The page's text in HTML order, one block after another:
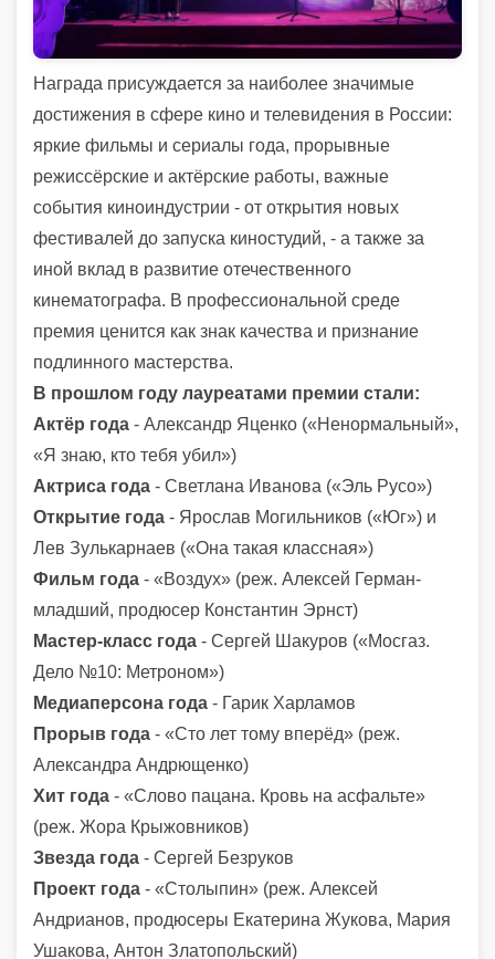
Награда присуждается за наиболее значимые
достижения в сфере кино и телевидения в России:
яркие фильмы и сериалы года, прорывные
режиссёрские и актёрские работы, важные
события киноиндустрии - от открытия новых
фестивалей до запуска киностудий, - а также за
иной вклад в развитие отечественного
кинематографа. В профессиональной среде
премия ценится как знак качества и признание
подлинного мастерства.
В прошлом году лауреатами премии стали:
Актёр года - Александр Яценко («Ненормальный»,
«Я знаю, кто тебя убил»)
Актриса года - Светлана Иванова («Эль Русо»)
Открытие года - Ярослав Могильников («Юг») и
Лев Зулькарнаев («Она такая классная»)
Фильм года - «Воздух» (реж. Алексей Герман-
младший, продюсер Константин Эрнст)
Мастер-класс года - Сергей Шакуров («Мосгаз.
Дело №10: Метроном»)
Медиаперсона года - Гарик Харламов
Прорыв года - «Сто лет тому вперёд» (реж.
Александра Андрющенко)
Хит года - «Слово пацана. Кровь на асфальте»
(реж. Жора Крыжовников)
Звезда года - Сергей Безруков
Проект года - «Столыпин» (реж. Алексей
Андрианов, продюсеры Екатерина Жукова, Мария
Ушакова, Антон Златопольский)